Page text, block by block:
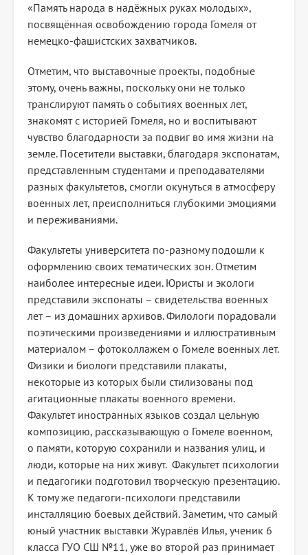
«Память народа в надёжных руках молодых»,
посвящённая освобождению города Гомеля от
немецко-фашистских захватчиков.
Отметим, что выставочные проекты, подобные
этому, очень важны, поскольку они не только
транслируют память о событиях военных лет,
знакомят с историей Гомеля, но и воспитывают
чувство благодарности за подвиг во имя жизни на
земле. Посетители выставки, благодаря экспонатам,
представленным студентами и преподавателями
разных факультетов, смогли окунуться в атмосферу
военных лет, преисполниться глубокими эмоциями
и переживаниями.
Факультеты университета по-разному подошли к
оформлению своих тематических зон. Отметим
наиболее интересные идеи. Юристы и экологи
представили экспонаты – свидетельства военных
лет – из домашних архивов. Филологи порадовали
поэтическими произведениями и иллюстративным
материалом – фотоколлажем о Гомеле военных лет.
Физики и биологи представили плакаты,
некоторые из которых были стилизованы под
агитационные плакаты военного времени.
Факультет иностранных языков создал цельную
композицию, рассказывающую о Гомеле военном,
о памяти, которую сохранили и названия улиц, и
люди, которые на них живут. Факультет психологии
и педагогики подготовил творческую презентацию.
К тому же педагоги-психологи представили
инсталляцию боевых действий. Заметим, что самый
юный участник выставки Журавлёв Илья, ученик 6
класса ГУО СШ №11, уже во второй раз принимает